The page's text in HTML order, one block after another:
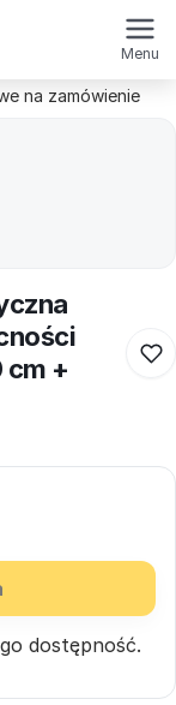
Menu
na zamówienie
cm +
dostępność.